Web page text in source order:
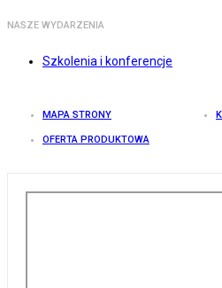
NASZE WYDARZENIA
Szkolenia i konferencje
MAPA STRONY
OFERTA PRODUKTOWA